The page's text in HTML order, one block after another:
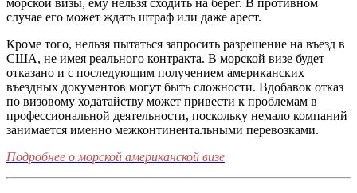
случае его может ждать штраф или даже арест.
Кроме того, нельзя пытаться запросить разрешение на въезд в
США, не имея реального контракта. В морской визе будет
отказано и с последующим получением американских
въездных документов могут быть сложности. Вдобавок отказ
по визовому ходатайству может привести к проблемам в
профессиональной деятельности, поскольку немало компаний
занимается именно межконтинентальными перевозками.
Подробнее о морской американской визе